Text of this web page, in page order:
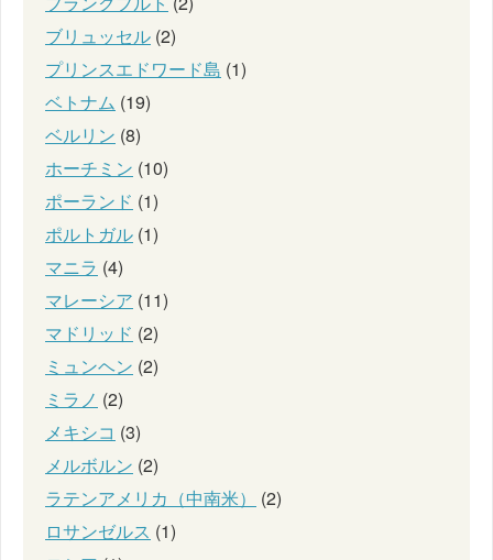
ブリュッセル (2)
プリンスエドワード島 (1)
ベトナム (19)
ベルリン (8)
ホーチミン (10)
ポーランド (1)
ポルトガル (1)
マニラ (4)
マレーシア (11)
マドリッド (2)
ミュンヘン (2)
ミラノ (2)
メキシコ (3)
メルボルン (2)
ラテンアメリカ（中南米）
(2)
ロサンゼルス (1)